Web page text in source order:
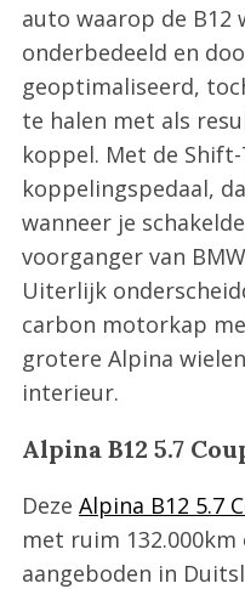
auto waarop de B12
onderbedeeld en
geoptimaliseerd,
te halen met als
koppel. Met de
koppelingspedaal,
wanneer je
voorganger van
Uiterlijk
carbon motorkap
grotere Alpina
interieur.
Alpina B12 5.7
Deze Alpina B12 5.7
met ruim
aangeboden in